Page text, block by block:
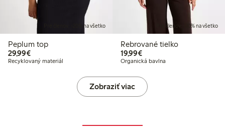
Pre členov: -20% na všetko
Peplum top
29,99€29,99 €
Recyklovaný materiál
Pre členov: -20% na všetko
Rebrované tielko
19,99€19,99 €
Organická bavlna
Zobraziť viac